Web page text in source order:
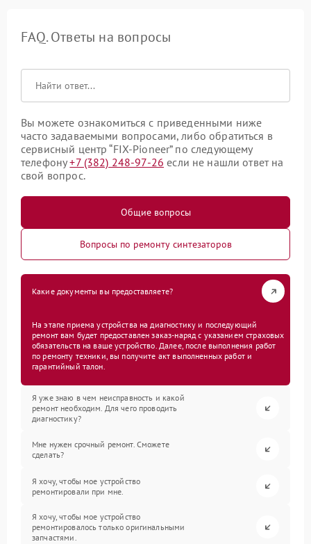
FAQ. Ответы на вопросы
Вы можете ознакомиться с приведенными ниже
часто задаваемыми вопросами, либо обратиться в
сервисный центр “FIX-Pioneer” по следующему
телефону+7 (382) 248-97-26 если не нашли ответ на
свой вопрос.
Общие вопросы
Вопросы по ремонту синтезаторов
Какие документы вы предоставляете?
На этапе приема устройства на диагностику и последующий
ремонт вам будет предоставлен заказ-наряд с указанием страховых
обязательств на ваше устройство. Далее, после выполнения работ
по ремонту техники, вы получите акт выполненных работ и
гарантийный талон.
Я уже знаю в чем неисправность и какой
ремонт необходим. Для чего проводить
диагностику?
Мне нужен срочный ремонт. Сможете
сделать?
Я хочу, чтобы мое устройство
ремонтировали при мне.
Я хочу, чтобы мое устройство
ремонтировалось только оригинальными
запчастями.